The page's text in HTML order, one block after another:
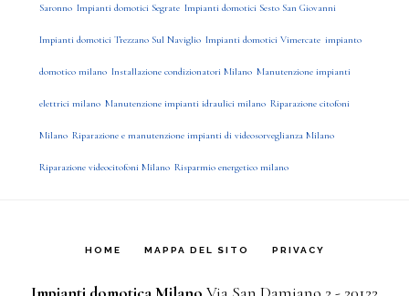
Saronno Impianti domotici Segrate Impianti domotici Sesto San Giovanni
Impianti domotici Trezzano Sul Naviglio Impianti domotici Vimercate impianto
domotico milano Installazione condizionatori Milano Manutenzione impianti
elettrici milano Manutenzione impianti idraulici milano Riparazione citofoni
Milano Riparazione e manutenzione impianti di videosorveglianza Milano
Riparazione videocitofoni Milano Risparmio energetico milano
HOME MAPPA DEL SITO PRIVACY